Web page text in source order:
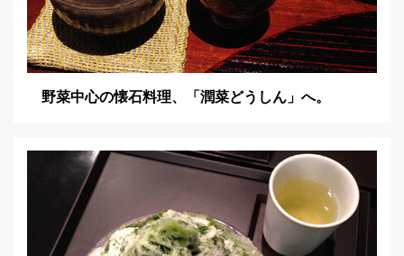
野菜中心の懐石料理、「潤菜どうしん」へ。